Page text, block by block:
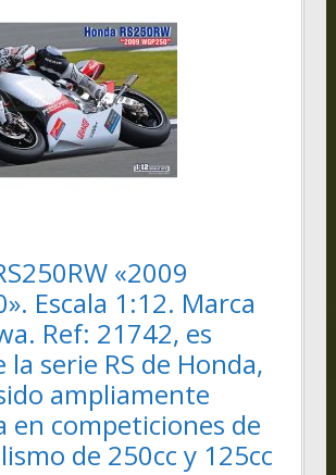
«2009
Escala 1:12. Marca
Ref: 21742, es
la serie RS de Honda,
ampliamente
en competiciones de
de 250cc y 125cc